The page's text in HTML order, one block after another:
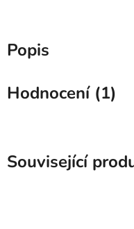
Popis
Hodnocení (1)
Související